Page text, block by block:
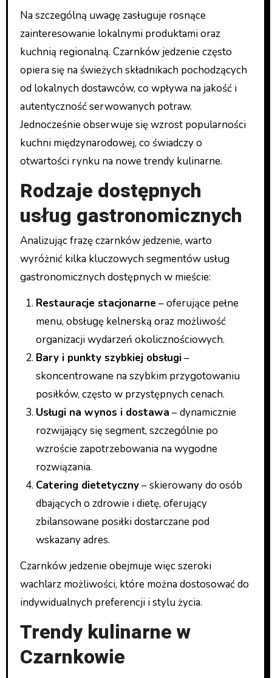
Na szczególną uwagę zasługuje rosnące
zainteresowanie lokalnymi produktami oraz
kuchnią regionalną. Czarnków jedzenie często
opiera się na świeżych składnikach pochodzących
od lokalnych dostawców, co wpływa na jakość i
autentyczność serwowanych potraw.
Jednocześnie obserwuje się wzrost popularności
kuchni międzynarodowej, co świadczy o
otwartości rynku na nowe trendy kulinarne.
Rodzaje dostępnych
usług gastronomicznych
Analizując frazę czarnków jedzenie, warto
wyróżnić kilka kluczowych segmentów usług
gastronomicznych dostępnych w mieście:
Restauracje stacjonarne – oferujące pełne
menu, obsługę kelnerską oraz możliwość
organizacji wydarzeń okolicznościowych.
Bary i punkty szybkiej obsługi–
skoncentrowane na szybkim przygotowaniu
posiłków, często w przystępnych cenach.
Usługi na wynos i dostawa – dynamicznie
rozwijający się segment, szczególnie po
wzroście zapotrzebowania na wygodne
rozwiązania.
Catering dietetyczny– skierowany do osób
dbających o zdrowie i dietę, oferujący
zbilansowane posiłki dostarczane pod
wskazany adres.
Czarnków jedzenie obejmuje więc szeroki
wachlarz możliwości, które można dostosować do
indywidualnych preferencji i stylu życia.
Trendy kulinarne w
Czarnkowie